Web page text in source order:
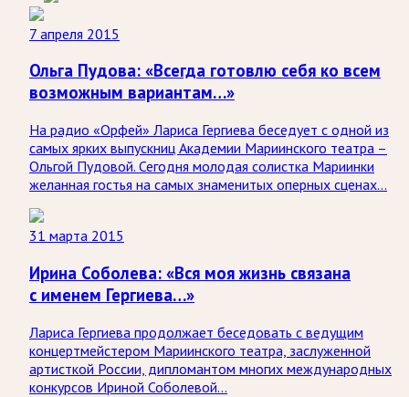
7 апреля 2015
Ольга Пудова: «Всегда готовлю себя ко всем
возможным вариантам…»
На радио «Орфей» Лариса Гергиева беседует с одной из
самых ярких выпускниц Академии Мариинского театра –
Ольгой Пудовой. Сегодня молодая солистка Мариинки
желанная гостья на самых знаменитых оперных сценах…
31 марта 2015
Ирина Соболева: «Вся моя жизнь связана
с именем Гергиева…»
Лариса Гергиева продолжает беседовать с ведущим
концертмейстером Мариинского театра, заслуженной
артисткой России, дипломантом многих международных
конкурсов Ириной Соболевой…